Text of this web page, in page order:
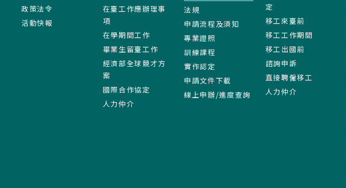
政策法令
活動快報
在臺工作應辦理事
項
在學期間工作
畢業生留臺工作
經濟部全球競才方
案
國際合作協定
人力仲介
法規
申請流程及須知
專業證照
訓練課程
實作認定
申請文件下載
線上申辦/進度查詢
定
移工來臺前
移工工作期間
移工出國前
諮詢申訴
直接聘僱移工
人力仲介